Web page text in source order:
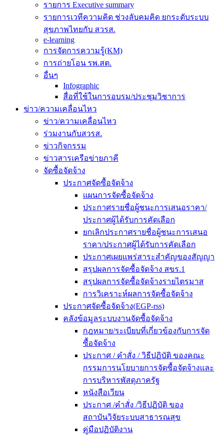
รายการ Executive summary
รายการเวทีความคิด ช่วงลับคมคิด ยกระดับระบบ
สุขภาพไทยกับ สวรส.
e-learning
การจัดการความรู้(KM)
การถ่ายโอน รพ.สต.
อื่นๆ
Infographic
สื่อที่ใช้ในการอบรม/ประชุมวิชาการ
ข่าว/ความเคลื่อนไหว
ข่าว/ความเคลื่อนไหว
ร่วมงานกับสวรส.
ข่าวกิจกรรม
ข่าวสารเครือข่ายภาคี
จัดซื้อจัดจ้าง
ประกาศจัดซื้อจัดจ้าง
แผนการจัดซื้อจัดจ้าง
ประกาศรายชื่อผู้ชนะการเสนอราคา/
ประกาศผู้ได้รับการคัดเลือก
ยกเลิกประกาศรายชื่อผู้ชนะการเสนอ
ราคา/ประกาศผู้ได้รับการคัดเลือก
ประกาศเผยแพร่สาระสำคัญของสัญญา
สรุปผลการจัดซื้อจัดจ้าง สขร.1
สรุปผลการจัดซื้อจัดจ้างรายไตรมาส
การวิเคราะห์ผลการจัดซื้อจัดจ้าง
ประกาศจัดซื้อจัดจ้าง(EGP-rss)
คลังข้อมูลระบบงานจัดซื้อจัดจ้าง
กฎหมาย/ระเบียบที่เกี่ยวข้องกับการจัด
ซื้อจัดจ้าง
ประกาศ / คำสั่ง / วิธีปฏิบัติ ของคณะ
กรรมการนโยบายการจัดซื้อจัดจ้างและ
การบริหารพัสดุภาครัฐ
หนังสือเวียน
ประกาศ /คำสั่ง /วิธีปฏิบัติ ของ
สถาบันวิจัยระบบสาธารณสุข
คู่มือปฏิบัติงาน